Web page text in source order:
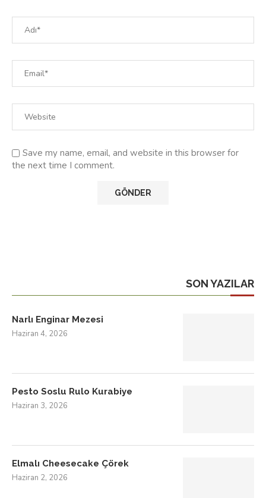
Save my name, email, and website in this browser for
the next time I comment.
SON YAZILAR
Narlı Enginar Mezesi
Haziran 4, 2026
Pesto Soslu Rulo Kurabiye
Haziran 3, 2026
Elmalı Cheesecake Çörek
Haziran 2, 2026